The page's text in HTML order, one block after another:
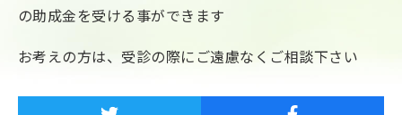
の助成金を受ける事ができます
お考えの方は、受診の際にご遠慮なくご相談下さい